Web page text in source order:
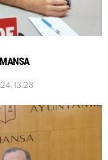
13:28